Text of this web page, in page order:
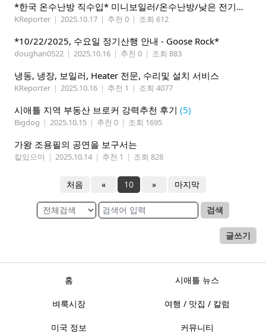
*한국 온수난방 직수입* 미니보일러/온수난방/낮은 전기요금
KReporter | 2025.10.17 | 추천 0 | 조회 612
*10/22/2025, 수요일 정기산행 안내 - Goose Rock*
doughan0522 | 2025.10.16 | 추천 0 | 조회 883
냉동, 냉장, 보일러, Heater 전문, 수리및 설치 서비스
KReporter | 2025.10.16 | 추천 1 | 조회 4077
시애틀 지역 부동산 브로커 강력추천 후기 (5)
Bigdog | 2025.10.15 | 추천 0 | 조회 1695
가왕 조용필의 공연을 보구서는
칼있으마 | 2025.10.14 | 추천 1 | 조회 828
처음 « 10 » 마지막
검색
글쓰기
홈 시애틀 뉴스
벼룩시장 여행 / 맛집 / 칼럼
미국 정보 커뮤니티